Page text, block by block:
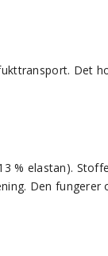
% elastan).
Den